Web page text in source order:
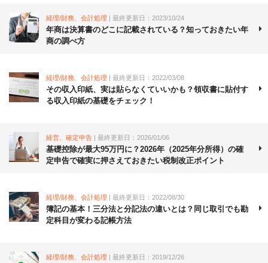
経理/財務、会計処理 | 最終更新日：2023/10/24
年商は決算書のどこに記載されている？知っておきたい年
商の調べ方
経理/財務、会計処理 | 最終更新日：2022/03/08
その収入印紙、実は貼らなくていいかも？領収書に貼付す
る収入印紙の基礎をチェック！
経営、確定申告 | 最終更新日：2026/01/06
基礎控除が最大95万円に？2026年（2025年分所得）の確
定申告で確実に押さえておきたい税制改正ポイント
経理/財務、会計処理 | 最終更新日：2022/08/30
簿記の基本！三分法と分記法の違いとは？同じ取引でも勘
定科目が変わる記帳方法
経理/財務、会計処理 | 最終更新日：2019/12/26